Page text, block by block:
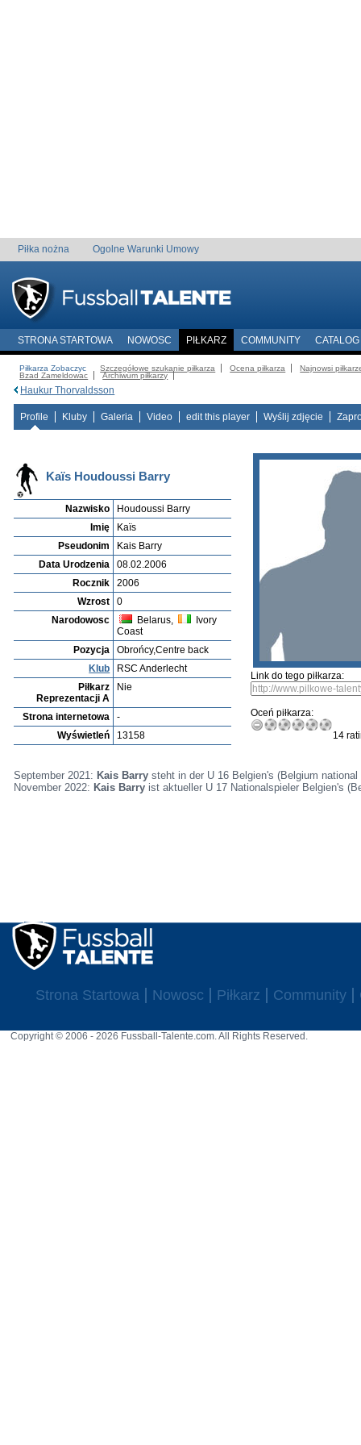
Piłka nożna Ogolne Warunki Umowy
STRONA STARTOWA NOWOSC PIŁKARZ COMMUNITY CATALOG
Piłkarza Zobaczyc Szczegółowe szukanie piłkarza Ocena piłkarza
Najnowsi
Bzad Zameldowac
Archiwum piłkarzy
Haukur Thorvaldsson
Profile Kluby Galeria Video edit this player Wyślij zdjęcie
Kaïs Houdoussi Barry
Nazwisko
Houdoussi Barry
Imię
Kaïs
Pseudonim
Kais Barry
Data Urodzenia
08.02.2006
Rocznik
2006
Wzrost
0
Narodowosc
Belarus,
Ivory
Coast
Pozycja
Obrońcy,Centre back
Klub
RSC Anderlecht
Piłkarz
Reprezentacji A
Nie
Strona internetowa
-
Wyświetleń
13158
Link do tego piłkarza:
Oceń piłkarza:
14
September 2021: Kais Barrysteht in der U 16 Belgien's (Belgium
November 2022: Kais Barry ist aktueller U 17 Nationalspieler Belgien's
Strona Startowa Nowosc Piłkarz Community
Copyright © 2006 - 2026 Fussball-Talente.com. All Rights Reserved.